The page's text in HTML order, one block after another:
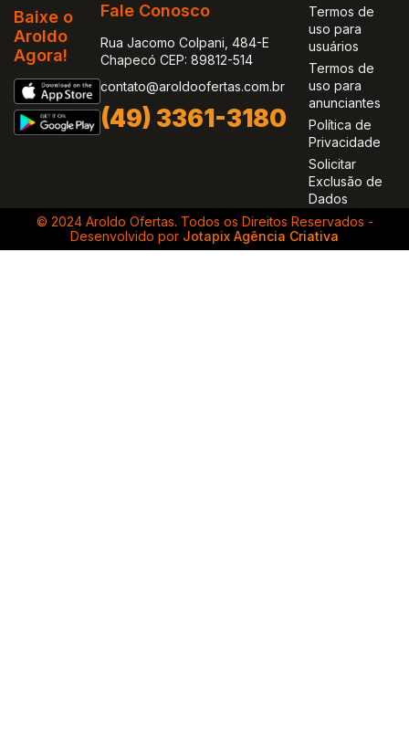
Baixe o
Aroldo
Agora!
Fale Conosco
Rua Jacomo Colpani, 484-E
Chapecó CEP: 89812-514
contato@aroldoofertas.com.br
(49) 3361-3180
Termos de
uso para
usuários
Termos de
uso para
anunciantes
Política de
Privacidade
Solicitar
Exclusão de
Dados
© 2024 Aroldo Ofertas. Todos os Direitos Reservados -
Desenvolvido por Jotapix Agência Criativa